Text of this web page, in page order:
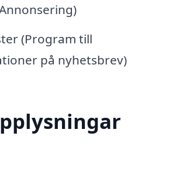
(Program till
på nyhetsbrev)